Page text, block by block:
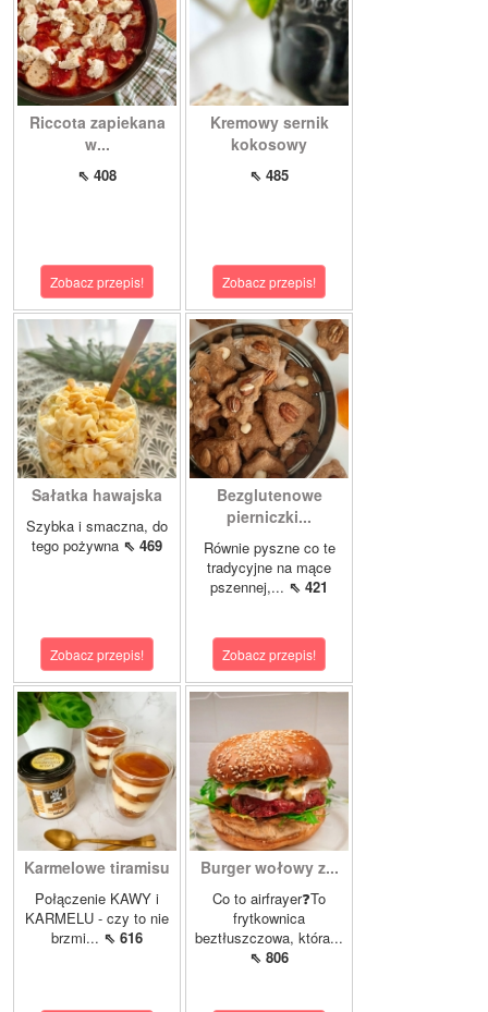
Riccota zapiekana
w...
⇖ 408
Zobacz przepis!
Kremowy sernik
kokosowy
⇖ 485
Zobacz przepis!
Sałatka hawajska
Szybka i smaczna, do
tego pożywna ⇖ 469
Zobacz przepis!
Bezglutenowe
pierniczki...
Równie pyszne co te
tradycyjne na mące
pszennej,... ⇖ 421
Zobacz przepis!
Karmelowe tiramisu
Połączenie KAWY i
KARMELU - czy to nie
brzmi... ⇖ 616
Burger wołowy z...
Co to airfrayer❓To
frytkownica
beztłuszczowa, która...
⇖ 806